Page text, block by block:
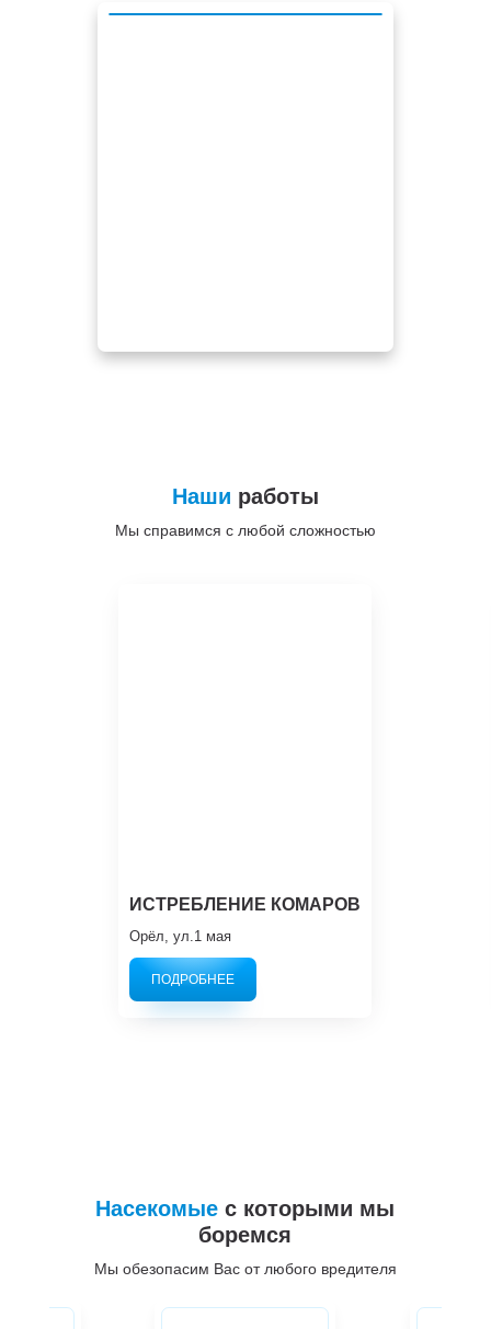
Наши работы
Мы справимся с любой сложностью
ИСТРЕБЛЕНИЕ КОМАРОВ
Орёл, ул.1 мая
ПОДРОБНЕЕ
Насекомые с которыми мы
боремся
Мы обезопасим Вас от любого вредителя